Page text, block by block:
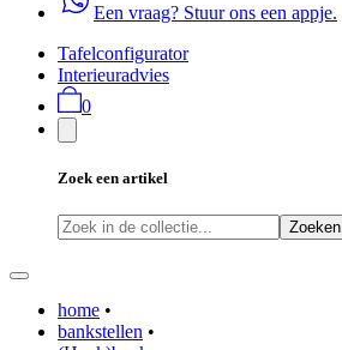
Een vraag? Stuur ons een appje.
Tafelconfigurator
Interieuradvies
0
Zoek een artikel
Zoeken
home •
bankstellen •